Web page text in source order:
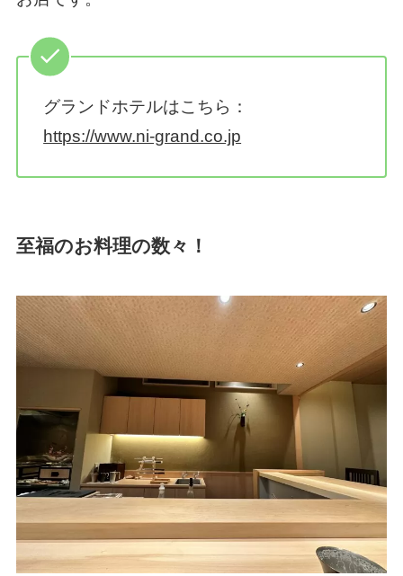
グランドホテルはこちら：
https://www.ni-grand.co.jp
至福のお料理の数々！